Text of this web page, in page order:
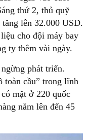
thứ 2, thủ quỹ
lên 32.000 USD.
cho đội máy bay
ty thêm vài ngày.
phát triển.
toàn cầu” trong lĩnh
mặt ở 220 quốc
năm lên đến 45